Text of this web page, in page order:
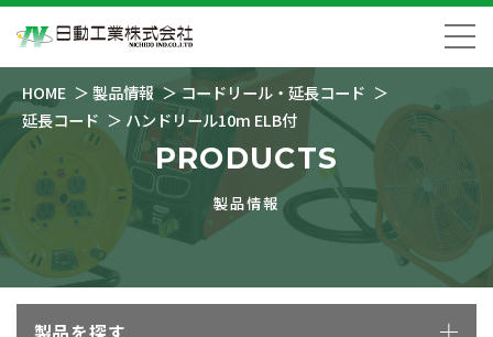
HOME 製品情報
コードリール・延長コード
延長コード
ハンドリール10m ELB付
PRODUCTS
製品情報
製品を探す